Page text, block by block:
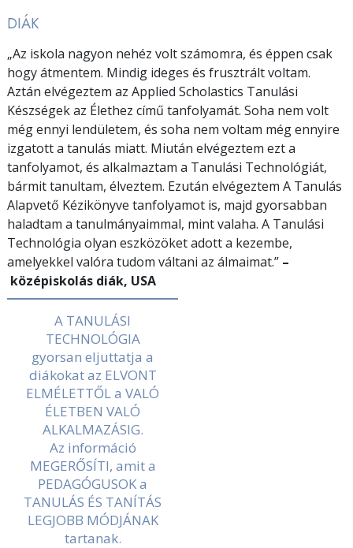
DIÁK
„Az iskola nagyon nehéz volt számomra, és éppen csak
hogy átmentem. Mindig ideges és frusztrált voltam.
Aztán elvégeztem az Applied Scholastics Tanulási
Készségek az Élethez című tanfolyamát. Soha nem volt
még ennyi lendületem, és soha nem voltam még ennyire
izgatott a tanulás miatt. Miután elvégeztem ezt a
tanfolyamot, és alkalmaztam a Tanulási Technológiát,
bármit tanultam, élveztem. Ezután elvégeztem A Tanulás
Alapvető Kézikönyve tanfolyamot is, majd gyorsabban
haladtam a tanulmányaimmal, mint valaha. A Tanulási
Technológia olyan eszközöket adott a kezembe,
amelyekkel valóra tudom váltani az álmaimat.” –
középiskolás diák, USA
A TANULÁSI
TECHNOLÓGIA
gyorsan eljuttatja a
diákokat az ELVONT
ELMÉLETTŐL a VALÓ
ÉLETBEN VALÓ
ALKALMAZÁSIG.
Az információ
MEGERŐSÍTI, amit a
PEDAGÓGUSOK a
TANULÁS ÉS TANÍTÁS
LEGJOBB MÓDJÁNAK
tartanak.